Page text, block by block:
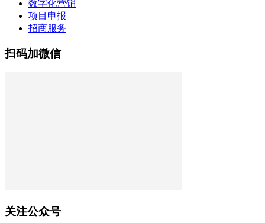
数字化营销
项目申报
招商服务
扫码加微信
关注公众号